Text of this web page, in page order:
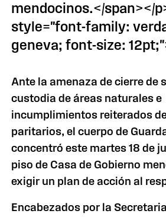
mendocinos.</span></
style="font-family:
geneva; font-size:
Ante la amenaza de cierre de
custodia de áreas naturales e
incumplimientos reiterados
paritarios, el cuerpo de
concentró este martes 18 de
piso de Casa de Gobierno
exigir un plan de acción al
Encabezados por la